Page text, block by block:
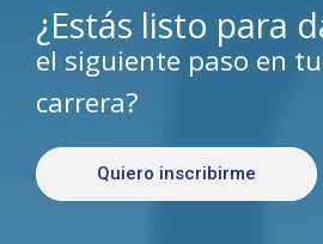
¿Estás listo para
el siguiente paso en
carrera?
Quiero inscribirme